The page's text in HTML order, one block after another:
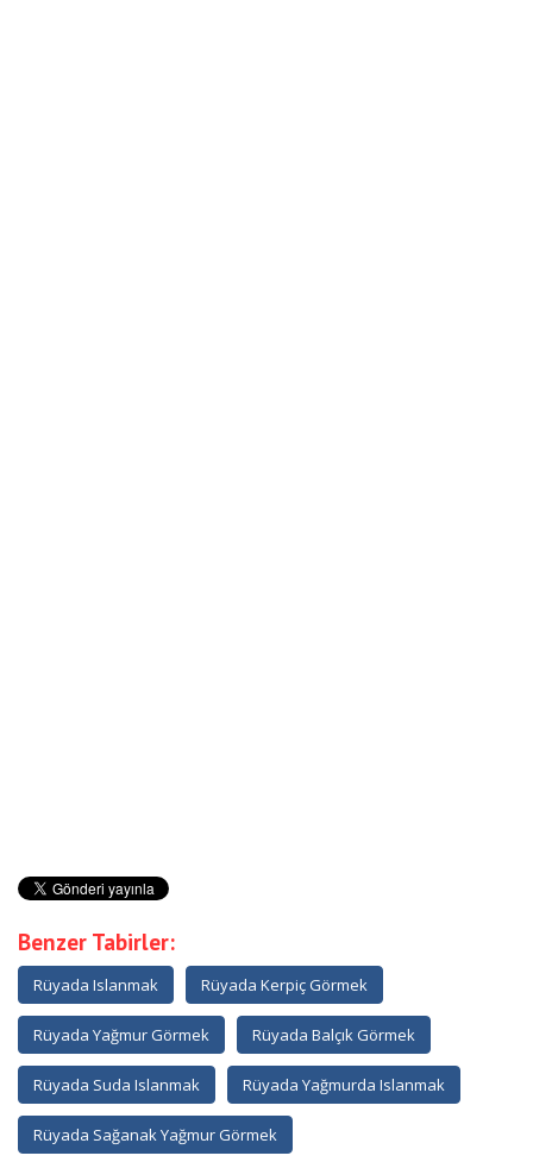
Benzer Tabirler:
Rüyada Islanmak Rüyada Kerpiç Görmek
Rüyada Yağmur Görmek Rüyada Balçık Görmek
Rüyada Suda Islanmak Rüyada Yağmurda Islanmak
Rüyada Sağanak Yağmur Görmek